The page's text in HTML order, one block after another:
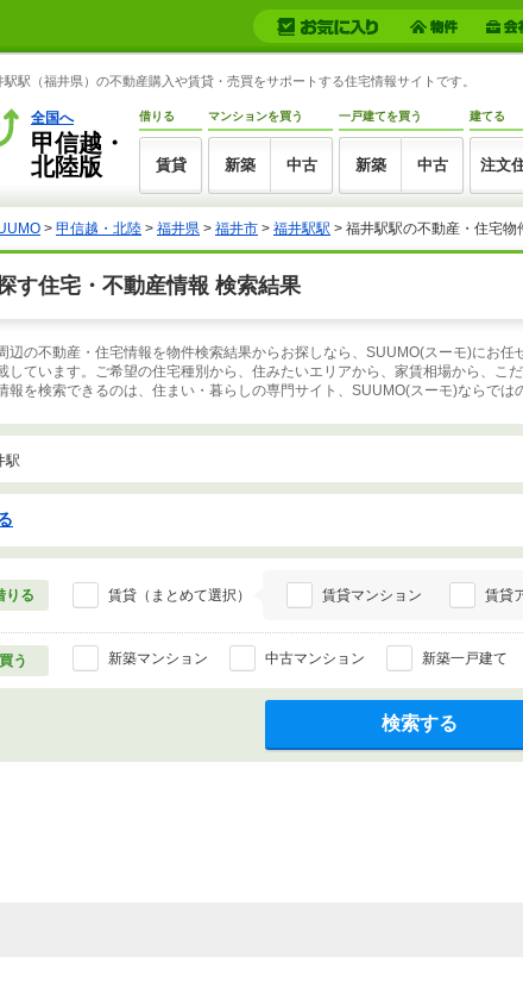
駅（福井県）の不動産購入や賃貸・売買をサポートする住宅情報サイトです。
全国へ
甲信越・
北陸版
借りる
賃貸
マンションを買う
新築 中古
一戸建てを買う
新築 中古
建てる
注文
> 甲信越・北陸 > 福井県 > 福井市 > 福井駅駅 > 福井駅駅の不動産・住宅物
す住宅・不動産情報 検索結果
辺の不動産・住宅情報を物件検索結果からお探しなら、SUUMO(スーモ)にお
しています。ご希望の住宅種別から、住みたいエリアから、家賃相場から、こ
報を検索できるのは、住まい・暮らしの専門サイト、SUUMO(スーモ)ならでは
駅
りる 賃貸（まとめて選択） 賃貸マンション 賃貸
買う 新築マンション 中古マンション 新築一戸建て
検索する